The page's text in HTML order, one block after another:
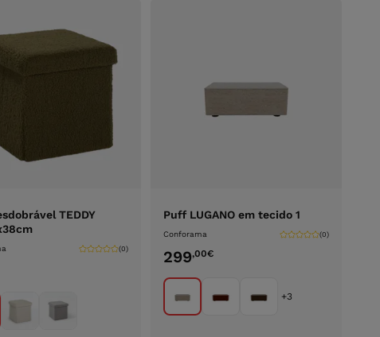
TEDDY
(0)
Puff LUGANO em tecido 1
Conforama (0)
299,00€
+3